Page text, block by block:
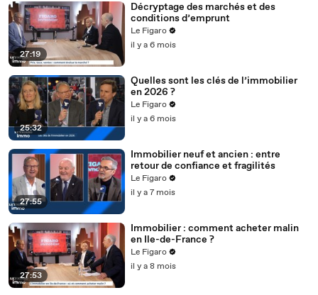
27:19
Décryptage des marchés et des
conditions d’emprunt
Le Figaro
il y a 6 mois
25:32
Quelles sont les clés de l’immobilier
en 2026 ?
Le Figaro
il y a 6 mois
27:55
Immobilier neuf et ancien : entre
retour de confiance et fragilités
Le Figaro
il y a 7 mois
27:53
Immobilier : comment acheter malin
en Ile-de-France ?
Le Figaro
il y a 8 mois